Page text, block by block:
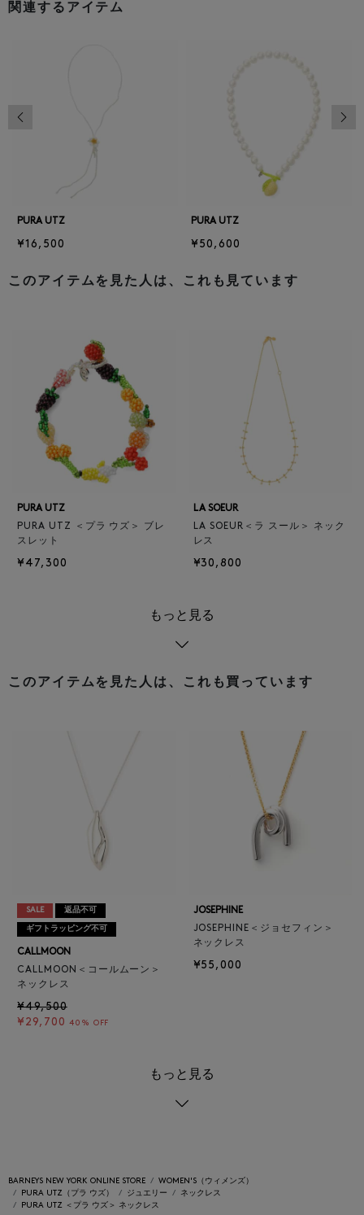
関連するアイテム
PURA UTZ
¥16,500
PURA UTZ
¥50,600
前の画像
このアイテムを見た人は、これも見ています
PURA UTZ
PURA UTZ ＜プラ ウズ＞ ブレ
スレット
¥47,300
LA SOEUR
LA SOEUR＜ラ スール＞ ネック
レス
¥30,800
もっと見る
このアイテムを見た人は、これも買っています
SALE 返品不可
ギフトラッピング不可
CALLMOON
CALLMOON＜コールムーン＞
ネックレス
¥49,500
¥29,700 40% OFF
JOSEPHINE
JOSEPHINE＜ジョセフィン＞
ネックレス
¥55,000
もっと見る
BARNEYS NEW YORK ONLINE STORE
WOMEN'S（ウィメンズ）
PURA UTZ（プラ ウズ）
ジュエリー
ネックレス
PURA UTZ ＜プラ ウズ＞ ネックレス